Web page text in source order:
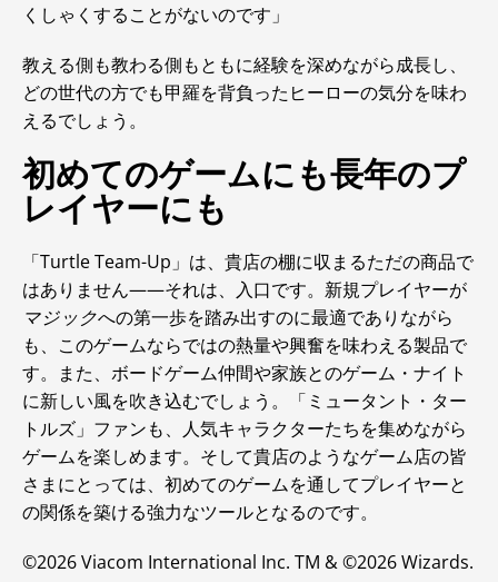
くしゃくすることがないのです」
教える側も教わる側もともに経験を深めながら成長し、
どの世代の方でも甲羅を背負ったヒーローの気分を味わ
えるでしょう。
初めてのゲームにも長年のプ
レイヤーにも
「Turtle Team-Up」は、貴店の棚に収まるただの商品で
はありません――それは、入口です。新規プレイヤーが
マジックへの第一歩を踏み出すのに最適でありながら
も、このゲームならではの熱量や興奮を味わえる製品で
す。また、ボードゲーム仲間や家族とのゲーム・ナイト
に新しい風を吹き込むでしょう。「ミュータント・ター
トルズ」ファンも、人気キャラクターたちを集めながら
ゲームを楽しめます。そして貴店のようなゲーム店の皆
さまにとっては、初めてのゲームを通してプレイヤーと
の関係を築ける強力なツールとなるのです。
©2026 Viacom International Inc. TM & ©2026 Wizards.